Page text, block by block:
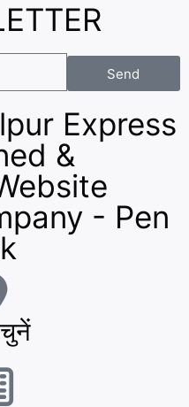
Send
Express
&
- Pen